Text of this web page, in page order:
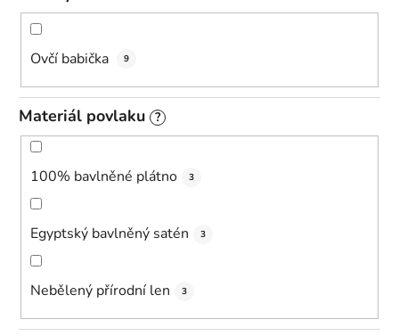
u
Ovčí babička 9
Materiál povlaku ?
100% bavlněné plátno 3
Egyptský bavlněný satén 3
Nebělený přírodní len 3